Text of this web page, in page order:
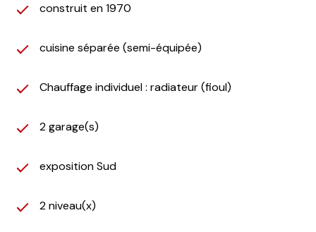
construit en 1970
cuisine séparée (semi-équipée)
Chauffage individuel : radiateur (fioul)
2 garage(s)
exposition Sud
2 niveau(x)